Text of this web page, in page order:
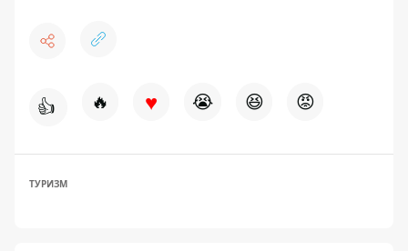
👍 🔥 ♥ 😭 😆 😡
ТУРИЗМ